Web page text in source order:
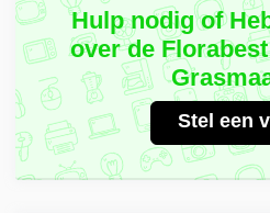
Hulp nodig of
over de
Stel een